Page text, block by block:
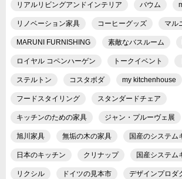
リアルリビングアンドインテリア バウム
リノベーション家具 コーヒーグッズ マル
MARUNI FURNISHING 素敵なバスルーム
ロイヤル コペンハーゲン トークイベント
ステルトン コスタボダ my kitchenhouse
フードスタイリング スタンダードチェア
キッチンのための家具 ジャン・プルーヴェ展
旭川家具 無垢の木の家具 国産のシステム
日本のキッチン クリナップ 国産システム
リクシル ドイツの見本市 デザインプロダ